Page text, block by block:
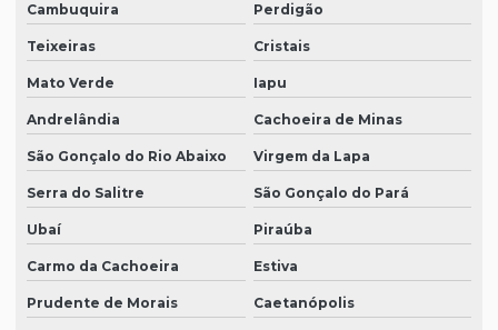
Cambuquira Perdigão
Teixeiras Cristais
Mato Verde Iapu
Andrelândia Cachoeira de Minas
São Gonçalo do Rio Abaixo Virgem da Lapa
Serra do Salitre São Gonçalo do Pará
Ubaí Piraúba
Carmo da Cachoeira Estiva
Prudente de Morais Caetanópolis